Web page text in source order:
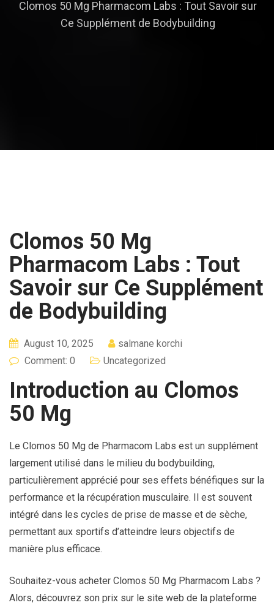
Clomos 50 Mg Pharmacom Labs : Tout Savoir sur
Ce Supplément de Bodybuilding
Clomos 50 Mg
Pharmacom Labs : Tout
Savoir sur Ce Supplément
de Bodybuilding
August 10, 2025
salmane korchi
Comment: 0
Uncategorized
Introduction au Clomos
50 Mg
Le Clomos 50 Mg de Pharmacom Labs est un supplément
largement utilisé dans le milieu du bodybuilding,
particulièrement apprécié pour ses effets bénéfiques sur la
performance et la récupération musculaire. Il est souvent
intégré dans les cycles de prise de masse et de sèche,
permettant aux sportifs d’atteindre leurs objectifs de
manière plus efficace.
Souhaitez-vous acheter Clomos 50 Mg Pharmacom Labs ?
Alors, découvrez son prix sur le site web de la plateforme